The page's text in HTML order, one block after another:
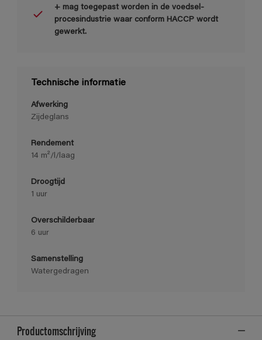
+ mag toegepast worden in de voedsel-
procesindustrie waar conform HACCP wordt
gewerkt.
Technische informatie
Afwerking
Zijdeglans
Rendement
14 m²/l/laag
Droogtijd
1 uur
Overschilderbaar
6 uur
Samenstelling
Watergedragen
Productomschrijving